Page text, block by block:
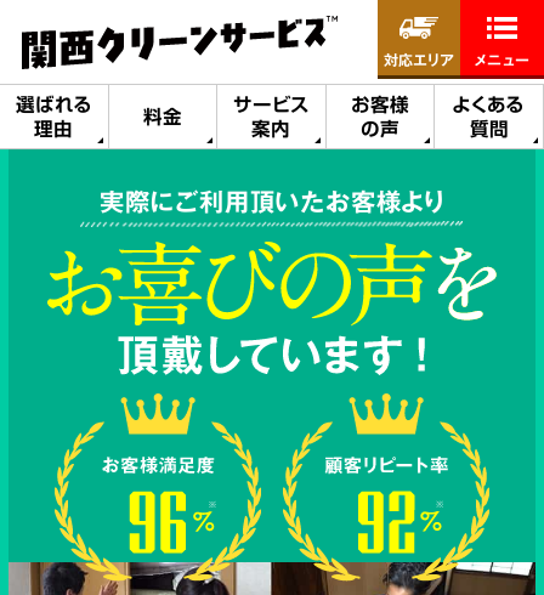
選ばれる
理由
料金
サービス
案内
お客様
の声
よくある
質問
対応エリア メニュー
実際にご利用頂いたお客様より